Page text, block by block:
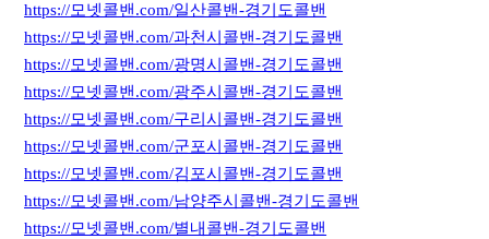
https://모넷콜밴.com/일산콜밴-경기도콜밴
https://모넷콜밴.com/과천시콜밴-경기도콜밴
https://모넷콜밴.com/광명시콜밴-경기도콜밴
https://모넷콜밴.com/광주시콜밴-경기도콜밴
https://모넷콜밴.com/구리시콜밴-경기도콜밴
https://모넷콜밴.com/군포시콜밴-경기도콜밴
https://모넷콜밴.com/김포시콜밴-경기도콜밴
https://모넷콜밴.com/남양주시콜밴-경기도콜밴
https://모넷콜밴.com/별내콜밴-경기도콜밴